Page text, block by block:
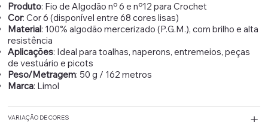
Produto: Fio de Algodão nº 6 e nº12 para Crochet
Cor: Cor 6 (disponível entre 68 cores lisas)
Material: 100% algodão mercerizado (P.G.M.), com brilho e alta
resistência
Aplicações: Ideal para toalhas, naperons, entremeios, peças
de vestuário e picots
Peso/Metragem: 50 g / 162 metros
Marca: Limol
VARIAÇÃO DE CORES